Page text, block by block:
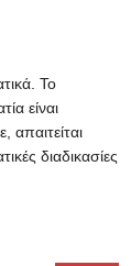
Το
είναι
διαδικασίες